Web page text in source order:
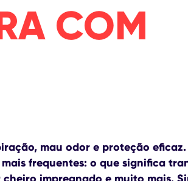
COM
mau odor e proteção
frequentes: o que significa